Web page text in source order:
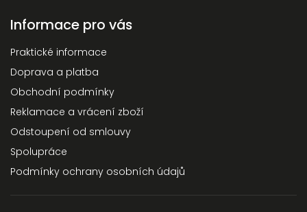
Informace pro vás
Praktické informace
Doprava a platba
Obchodní podmínky
Reklamace a vrácení zboží
Odstoupení od smlouvy
Spolupráce
Podmínky ochrany osobních údajů